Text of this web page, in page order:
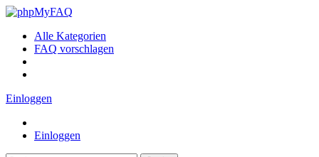
Alle Kategorien
FAQ vorschlagen
Einloggen
Einloggen